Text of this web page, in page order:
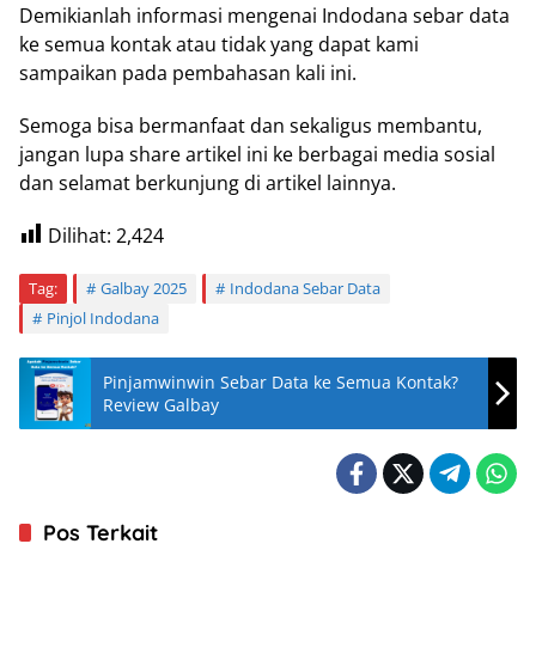
Demikianlah informasi mengenai Indodana sebar data
ke semua kontak atau tidak yang dapat kami
sampaikan pada pembahasan kali ini.
Semoga bisa bermanfaat dan sekaligus membantu,
jangan lupa share artikel ini ke berbagai media sosial
dan selamat berkunjung di artikel lainnya.
Dilihat: 2,424
Tag: Galbay 2025
Indodana Sebar Data
Pinjol Indodana
Pinjamwinwin Sebar Data ke Semua Kontak?
Review Galbay
Pos Terkait